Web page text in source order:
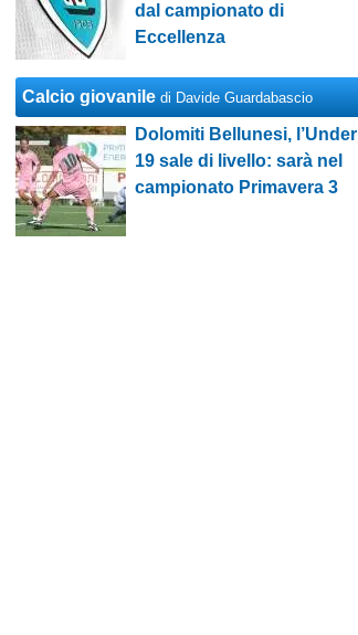
dal campionato di
Eccellenza
Calcio giovanile di Davide Guardabascio
Dolomiti Bellunesi, l’Under
19 sale di livello: sarà nel
campionato Primavera 3